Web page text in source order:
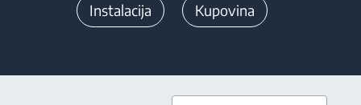
Instalacija Kupovina